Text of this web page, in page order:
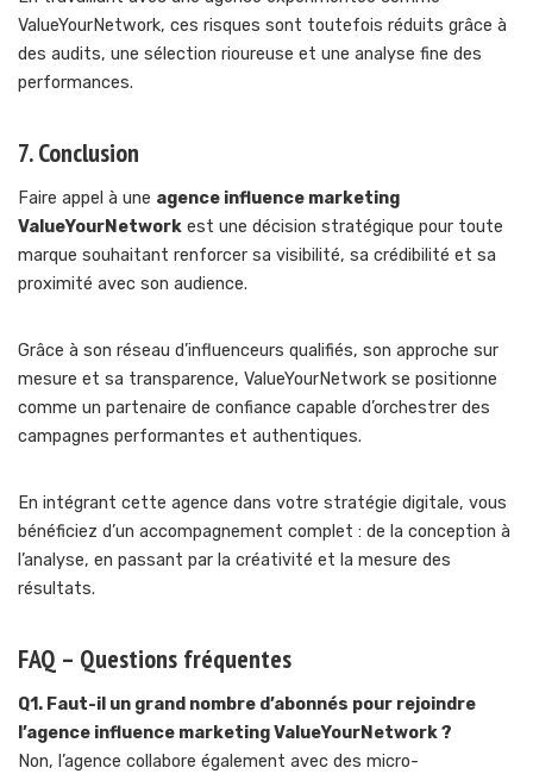
ValueYourNetwork, ces risques sont toutefois réduits grâce à
des audits, une sélection rioureuse et une analyse fine des
performances.
7. Conclusion
Faire appel à une agence influence marketing
ValueYourNetwork est une décision stratégique pour toute
marque souhaitant renforcer sa visibilité, sa crédibilité et sa
proximité avec son audience.
Grâce à son réseau d’influenceurs qualifiés, son approche sur
mesure et sa transparence, ValueYourNetwork se positionne
comme un partenaire de confiance capable d’orchestrer des
campagnes performantes et authentiques.
En intégrant cette agence dans votre stratégie digitale, vous
bénéficiez d’un accompagnement complet : de la conception à
l’analyse, en passant par la créativité et la mesure des
résultats.
FAQ – Questions fréquentes
Q1. Faut-il un grand nombre d’abonnés pour rejoindre
l’agence influence marketing ValueYourNetwork ?
Non, l’agence collabore également avec des micro-